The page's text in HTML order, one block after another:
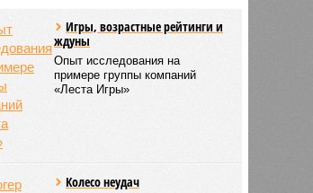
Игры, возрастные рейтинги и
ждуны
Опыт исследования на
примере группы компаний
«Леста Игры»
Колесо неудач